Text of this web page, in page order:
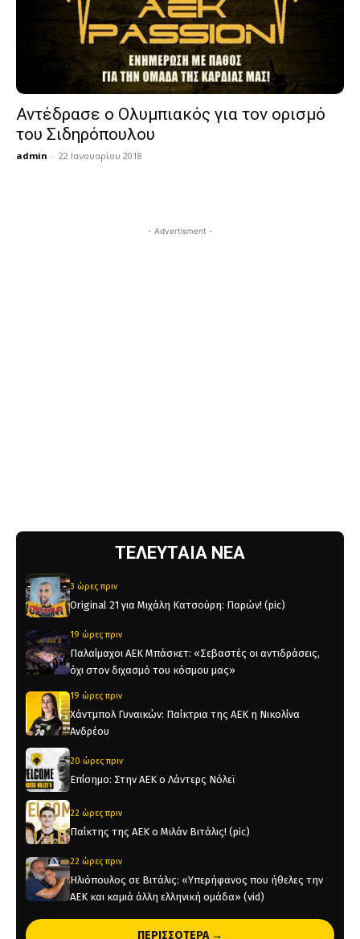
Αντέδρασε ο Ολυμπιακός για τον ορισμό
του Σιδηρόπουλου
admin - 22 Ιανουαρίου 2018
- Advertisment -
ΤΕΛΕΥΤΑΙΑ ΝΕΑ
3 ώρες πριν
Original 21 για Μιχάλη Κατσούρη: Παρών! (pic)
19 ώρες πριν
Παλαίμαχοι ΑΕΚ Μπάσκετ: «Σεβαστές οι αντιδράσεις,
όχι στον διχασμό του κόσμου μας»
19 ώρες πριν
Χάντμπολ Γυναικών: Παίκτρια της ΑΕΚ η Νικολίνα
Ανδρέου
20 ώρες πριν
Επίσημο: Στην ΑΕΚ ο Λάντερς Νόλεϊ
22 ώρες πριν
Παίκτης της ΑΕΚ ο Μιλάν Βιτάλις! (pic)
22 ώρες πριν
Ηλιόπουλος σε Βιτάλις: «Υπερήφανος που ήθελες την
ΑΕΚ και καμιά άλλη ελληνική ομάδα» (vid)
ΠΕΡΙΣΣΟΤΕΡΑ →